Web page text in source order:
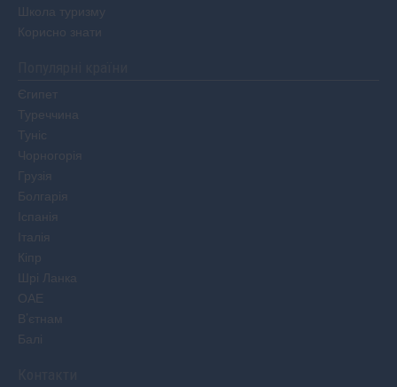
Школа туризму
Корисно знати
Єгипет
Туреччина
Туніс
Чорногорія
Грузія
Болгарія
Іспанія
Італія
Кіпр
Шрі Ланка
ОАЕ
В’єтнам
Балі